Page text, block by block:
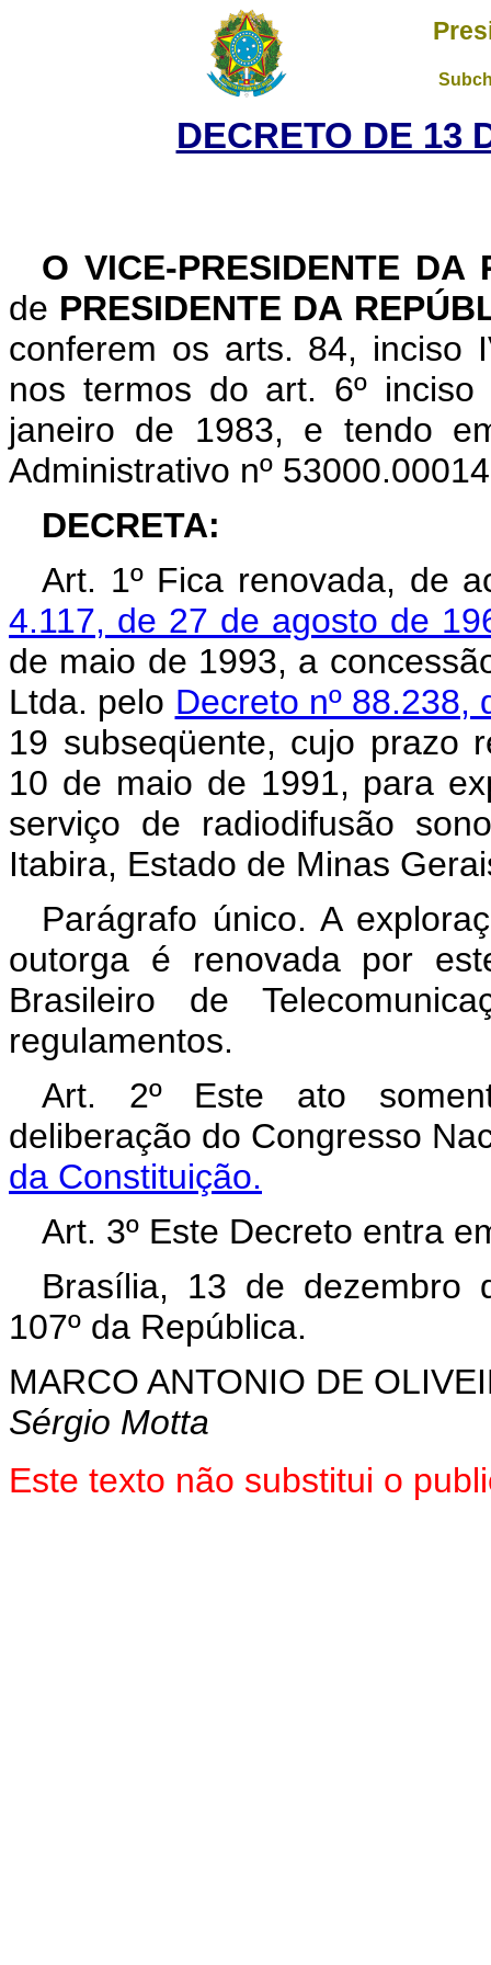
DECRETO DE 13
O VICE-PRESIDENTE DA
de PRESIDENTE DA
conferem os arts. 84, inciso
nos termos do art. 6º
janeiro de 1983, e tendo
Administrativo nº
DECRETA:
Art. 1º Fica renovada, de
4.117, de 27 de agosto de
de maio de 1993, a
Ltda. pelo Decreto nº 88.238,
19 subseqüente, cujo prazo
10 de maio de 1991, para
serviço de radiodifusão
Itabira, Estado de Minas
Parágrafo único. A
outorga é renovada por
Brasileiro de
regulamentos.
Art. 2º Este ato
deliberação do Congresso
da Constituição.
Art. 3º Este Decreto entra
Brasília, 13 de dezembro
107º da República.
MARCO ANTONIO DE
Sérgio Motta
Este texto não substitui o